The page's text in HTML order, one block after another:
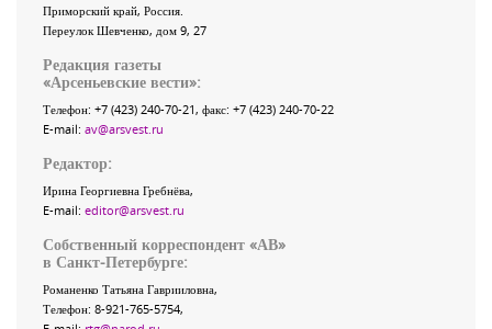
Приморский край, Россия
Переулок Шевченко, дом 9, 27
Редакция газеты
«Арсеньевские вести»:
Телефон: +7 (423) 240-70-21, факс: +7 (423) 240-70-22
E-mail: av@arsvest.ru
Редактор:
Ирина Георгиевна Гребнёва,
E-mail: editor@arsvest.ru
Собственный корреспондент «АВ»
в Санкт-Петербурге:
Романенко Татьяна Гаврииловна,
Телефон: 8-921-765-5754,